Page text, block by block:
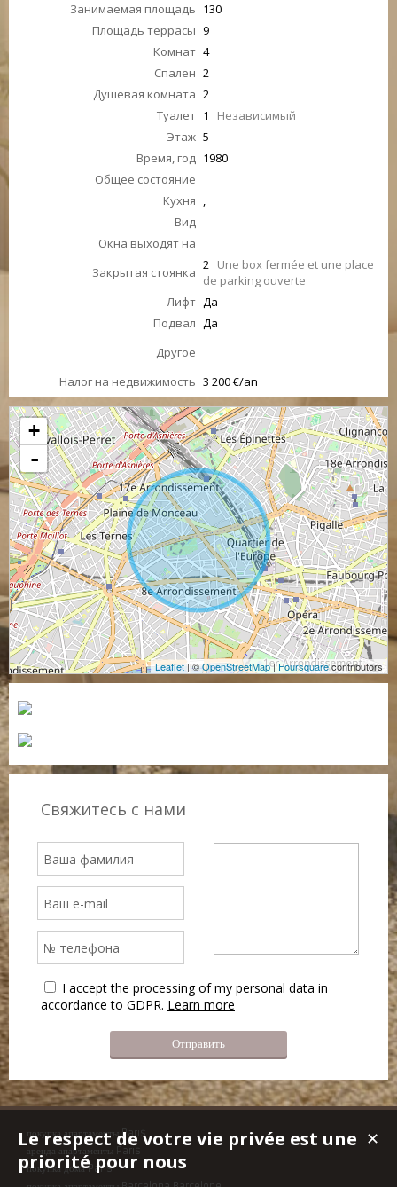
Занимаемая площадь 130
Площадь террасы 9
Комнат 4
Спален 2
Душевая комната 2
Туалет 1 Независимый
Этаж 5
Время, год 1980
Общее состояние
Кухня ,
Вид
Окна выходят на
Закрытая стоянка 2 Une box fermée et une place
de parking ouverte
Лифт Да
Подвал Да
Другое
Налог на недвижимость 3 200 €/an
+
-
Leaflet| ©OpenStreetMap|Foursquarecontributors
Свяжитесь с нами
I accept the processing of my personal data in
accordance to GDPR. Learn more
покупка апартаменты Paris
аренда апартаменты Paris
покупка дома Paris
✕
Le respect de votre vie privée est une
priorité pour nous